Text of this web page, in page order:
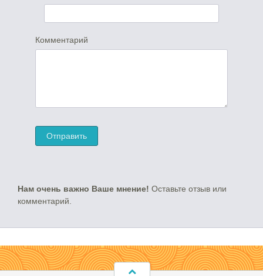
Комментарий
Нам очень важно Ваше мнение! Оставьте отзыв или
комментарий.